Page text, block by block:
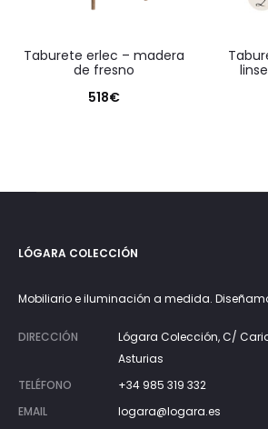
taburete erlec – madera
de fresno
518€
taburete de mostrador
LÓGARA COLECCIÓN
Mobiliario e iluminación a medida.
DIRECCIÓN
Lógara Colección, C/
Asturias
TELÉFONO
+34 985 319 332
EMAIL
logara@logara.es